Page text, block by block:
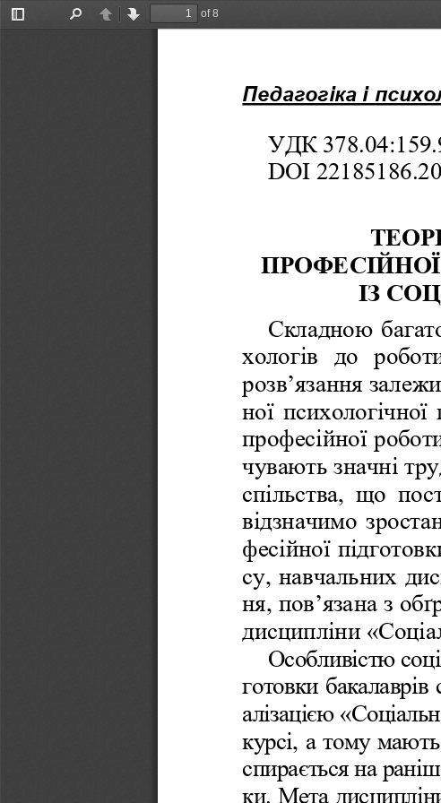
Toggle
PreviousNext
of 8
Педагогіка і
УДК
DOI
ІЗ
Складною
хологів  до
розв’язання
ної
професійної
чувають значні
спільства,  що
відзначимо
фесійної
су, навчальних
ня, пов’язана з
дисципліни
Особливістю
готовки
алізацією
курсі, а тому мають
спирається на
ки. Мета